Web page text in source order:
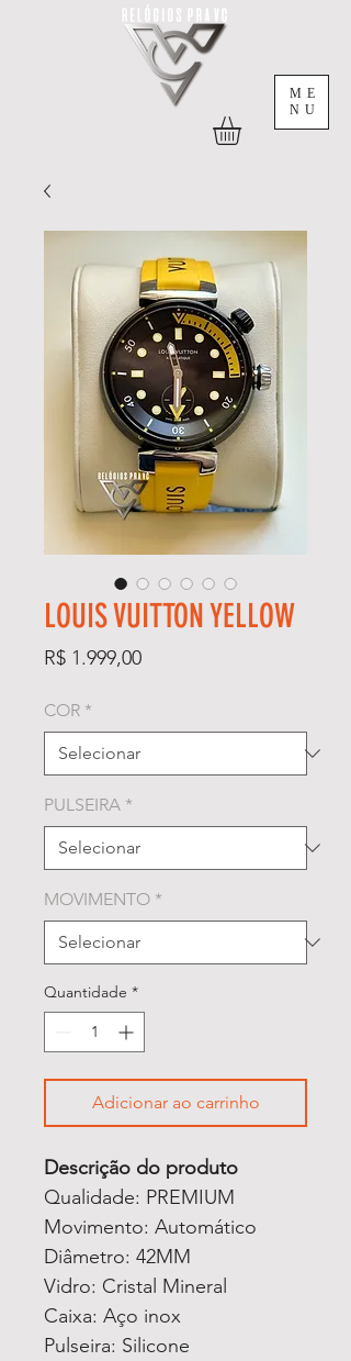
ME
NU
LOUIS VUITTON YELLOW
R$ 1.999,00Preço
COR *
PULSEIRA *
MOVIMENTO *
Quantidade *
Adicionar ao carrinho
Descrição do produto
Qualidade: PREMIUM
Movimento: Automático
Diâmetro: 42MM
Vidro: Cristal Mineral
Caixa: Aço inox
Pulseira: Silicone